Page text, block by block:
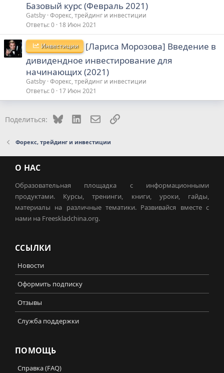
Базовый курс (Февраль 2021)
Gatsby Форекс, трейдинг и инвестиции
Ответы 0 18 Июн 2021
Инвестиции
[Лариса Морозова] Введение в
дивидендное инвестирование для
начинающих (2021)
Gatsby Форекс, трейдинг и инвестиции
Ответы 0 17 Июн 2021
Поделиться: Bluesky LinkedInЭлектронная почта
Ссылка
Форекс, трейдинг и инвестиции
О НАС
Образовательная площадка с информационными
продуктами. Курсы, тренинги, книги, уроки, гайды,
материалы на различные тематики. Развивайся вместе с
нами на Freeskladchina.org.
ССЫЛКИ
Новости
Оформить подписку
Отзывы
Служба поддержки
ПОМОЩЬ
Справка (FAQ)